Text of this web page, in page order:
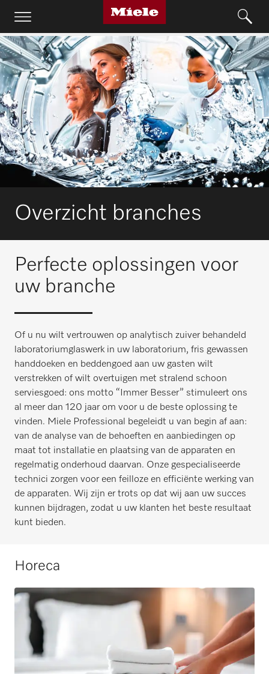
Overzicht branches
Perfecte oplossingen voor
uw branche
Of u nu wilt vertrouwen op analytisch zuiver behandeld
laboratoriumglaswerk in uw laboratorium, fris gewassen
handdoeken en beddengoed aan uw gasten wilt
verstrekken of wilt overtuigen met stralend schoon
serviesgoed: ons motto “Immer Besser” stimuleert ons
al meer dan 120 jaar om voor u de beste oplossing te
vinden. Miele Professional begeleidt u van begin af aan:
van de analyse van de behoeften en aanbiedingen op
maat tot installatie en plaatsing van de apparaten en
regelmatig onderhoud daarvan. Onze gespecialiseerde
technici zorgen voor een feilloze en efficiënte werking van
de apparaten. Wij zijn er trots op dat wij aan uw succes
kunnen bijdragen, zodat u uw klanten het beste resultaat
kunt bieden.
Horeca